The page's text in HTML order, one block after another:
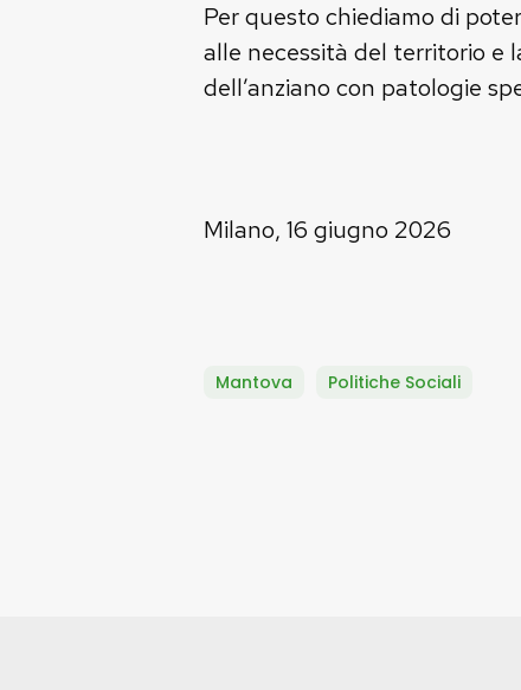
Per questo chiediamo di
alle necessità del territorio e
dell’anziano con patologie
Milano, 16 giugno 2026
Mantova Politiche Sociali